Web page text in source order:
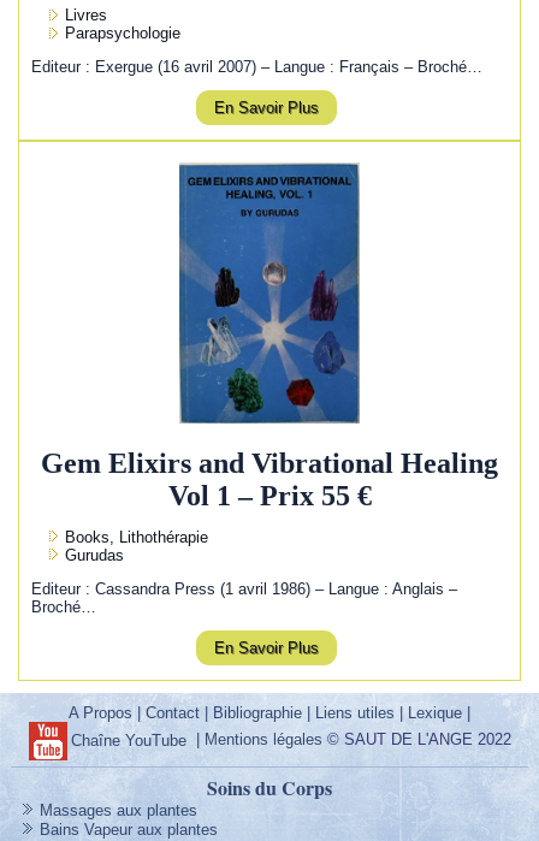
Livres
Parapsychologie
Editeur : Exergue (16 avril 2007) – Langue : Français – Broché…
En Savoir Plus
Gem Elixirs and Vibrational Healing
Vol 1 – Prix 55 €
Books, Lithothérapie
Gurudas
Editeur : Cassandra Press (1 avril 1986) – Langue : Anglais –
Broché…
En Savoir Plus
A Propos |Contact | Bibliographie | Liens utiles| Lexique |
Chaîne YouTube| Mentions légales © SAUT DE L'ANGE 2022
Soins du Corps
Massages aux plantes
Bains Vapeur aux plantes